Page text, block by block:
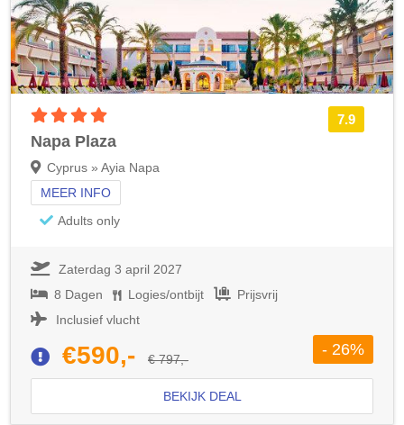
7.9
Napa Plaza
Cyprus » Ayia Napa
MEER INFO
Adults only
Zaterdag 3 april 2027
8 Dagen
Logies/ontbijt
Prijsvrij
Inclusief vlucht
€590,- € 797,-
- 26%
BEKIJK DEAL